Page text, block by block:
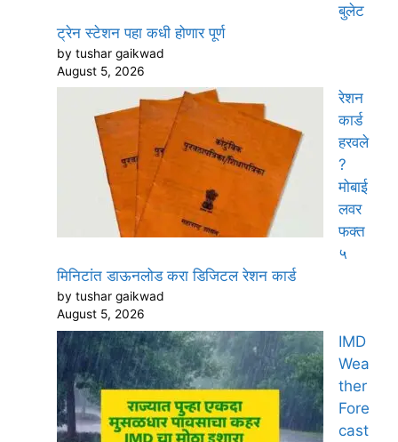
बुलेट
ट्रेन स्टेशन पहा कधी होणार पूर्ण
by tushar gaikwad
August 5, 2026
रेशन
कार्ड
हरवले
?
मोबाई
लवर
फक्त
५
मिनिटांत डाऊनलोड करा डिजिटल रेशन कार्ड
by tushar gaikwad
August 5, 2026
IMD
Wea
ther
Fore
cast